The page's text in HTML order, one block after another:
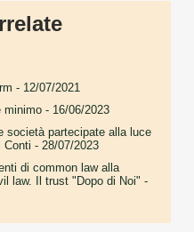
- 12/07/2021
minimo - 16/06/2023
società partecipate alla luce
Conti - 28/07/2023
di common law alla
law. Il trust "Dopo di Noi" -